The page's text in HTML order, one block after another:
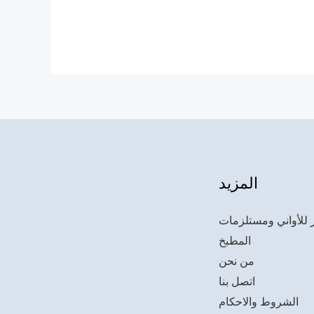
المزيد
للأواني ومستلزمات
المطبخ
من نحن
اتصل بنا
الشروط والاحكام